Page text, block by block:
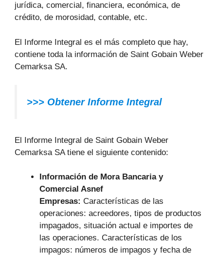
jurídica, comercial, financiera, económica, de
crédito, de morosidad, contable, etc.
El Informe Integral es el más completo que hay,
contiene toda la información de Saint Gobain Weber
Cemarksa SA.
>>> Obtener Informe Integral
El Informe Integral de Saint Gobain Weber
Cemarksa SA tiene el siguiente contenido:
Información de Mora Bancaria y
Comercial Asnef
Empresas: Características de las
operaciones: acreedores, tipos de productos
impagados, situación actual e importes de
las operaciones. Características de los
impagos: números de impagos y fecha de